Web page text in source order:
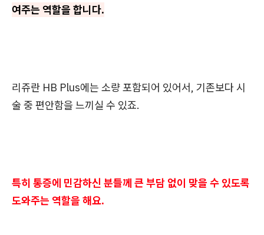
여주는 역할을 합니다.
리쥬란 HB Plus에는 소량 포함되어 있어서, 기존보다 시
술 중 편안함을 느끼실 수 있죠.
특히 통증에 민감하신 분들께 큰 부담 없이 맞을 수 있도록
도와주는 역할을 해요.